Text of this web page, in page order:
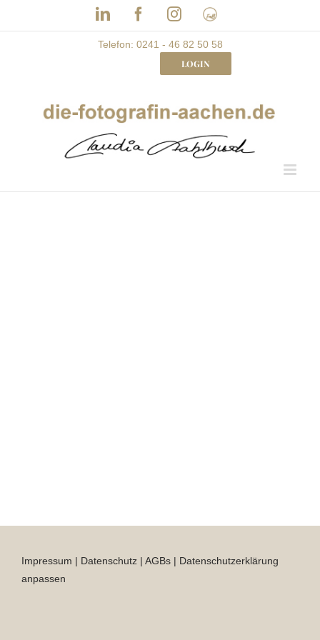
LinkedInFacebookInstagram
Frau
mit
Bizz
Telefon: 0241 - 46 82 50 58
LOGIN
Impressum | Datenschutz | AGBs | Datenschutzerklärung
anpassen